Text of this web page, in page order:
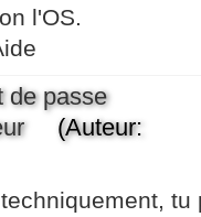
l'OS.
de passe
(Auteur: